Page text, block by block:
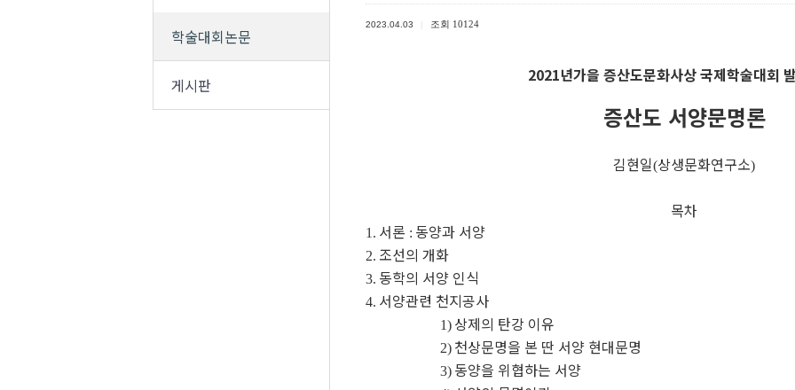
학술대회논문
게시판
2023.04.03 조회 10124
2021년가을 증산도문화사상 국제학술대회
증산도 서양문명론
김현일(상생문화연구소)
목차
1. 서론 : 동양과 서양
2. 조선의 개화
3. 동학의 서양 인식
4. 서양관련 천지공사
1) 상제의 탄강 이유
2) 천상문명을 본 딴 서양 현대문명
3) 동양을 위협하는 서양